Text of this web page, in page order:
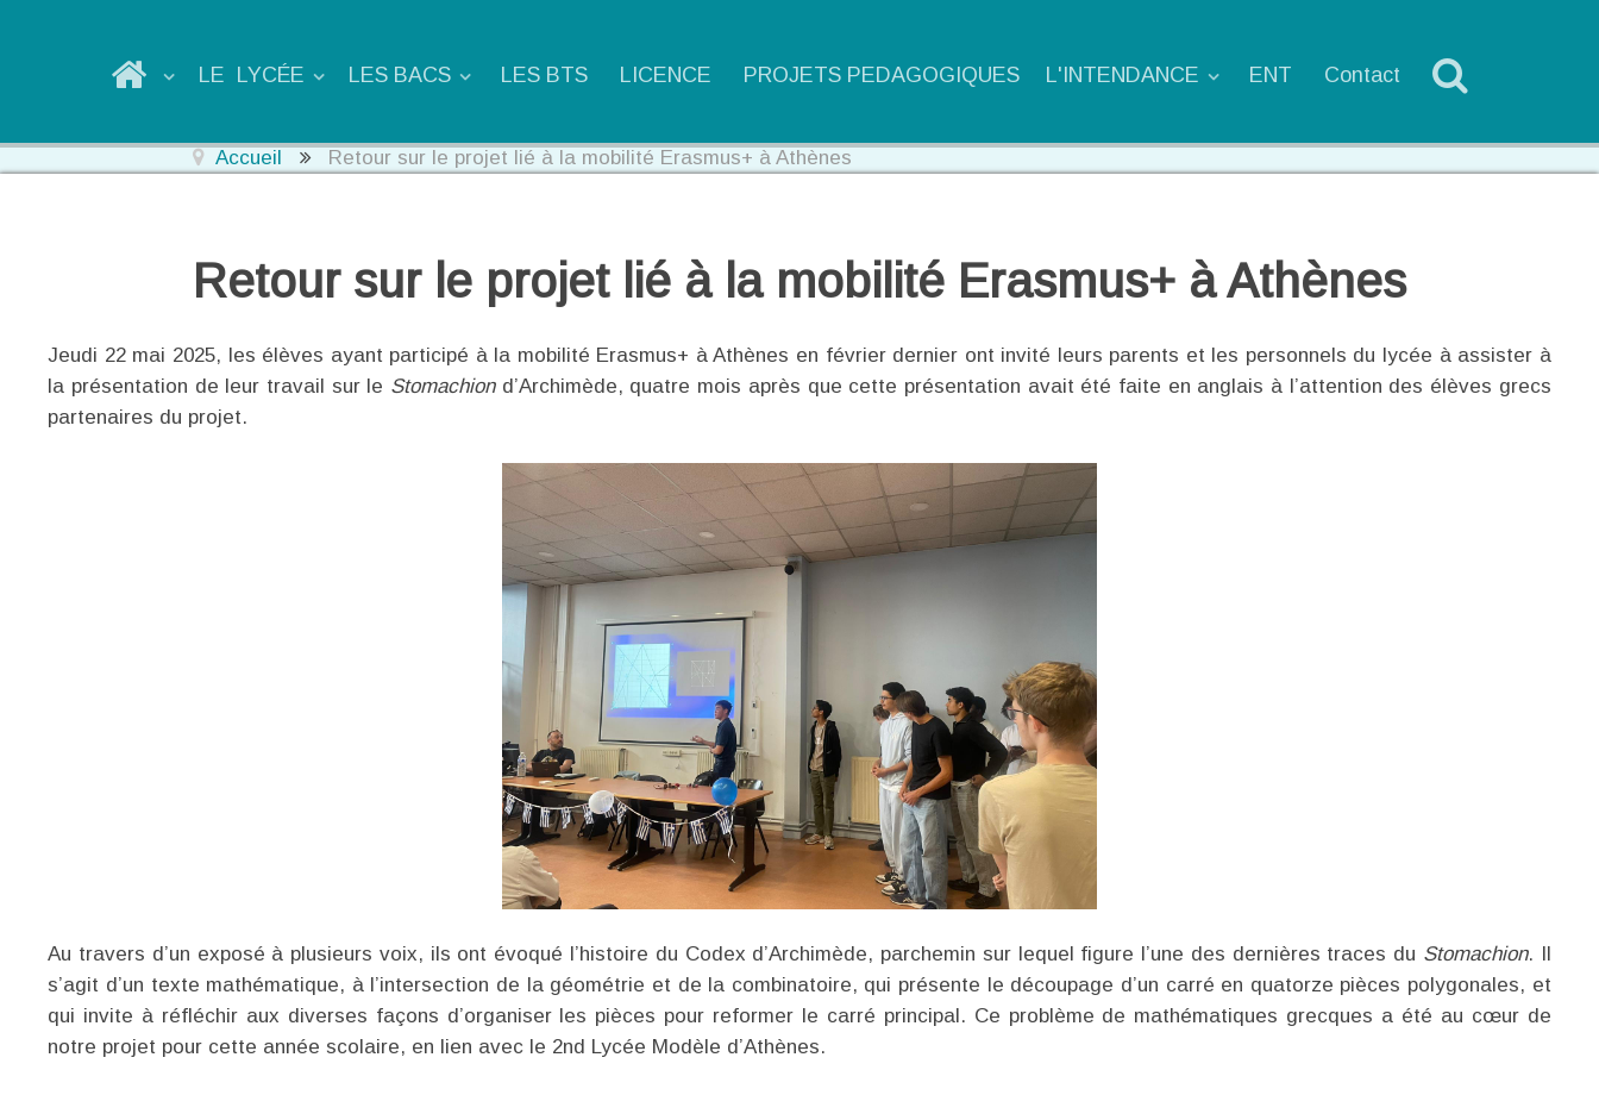
LE LYCÉE LES BACS LES BTS LICENCE PROJETS PEDAGOGIQUES L'INTENDANCE ENT Contact
Accueil Retour sur le projet lié à la mobilité Erasmus+ à Athènes
Retour sur le projet lié à la mobilité Erasmus+ à Athènes
Jeudi 22 mai 2025, les élèves ayant participé à la mobilité Erasmus+ à Athènes en février dernier ont invité leurs parents et les personnels du lycée à assister à
la présentation de leur travail sur le Stomachiond’Archimède, quatre mois après que cette présentation avait été faite en anglais à l’attention des élèves grecs
partenaires du projet.
Au travers d’un exposé à plusieurs voix, ils ont évoqué l’histoire du Codex d’Archimède, parchemin sur lequel figure l’une des dernières traces du Stomachion. Il
s’agit d’un texte mathématique, à l’intersection de la géométrie et de la combinatoire, qui présente le découpage d’un carré en quatorze pièces polygonales, et
qui invite à réfléchir aux diverses façons d’organiser les pièces pour reformer le carré principal. Ce problème de mathématiques grecques a été au cœur de
notre projet pour cette année scolaire, en lien avec le 2nd Lycée Modèle d’Athènes.